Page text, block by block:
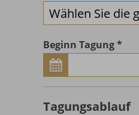
Beginn Tagung
Tagungsablauf